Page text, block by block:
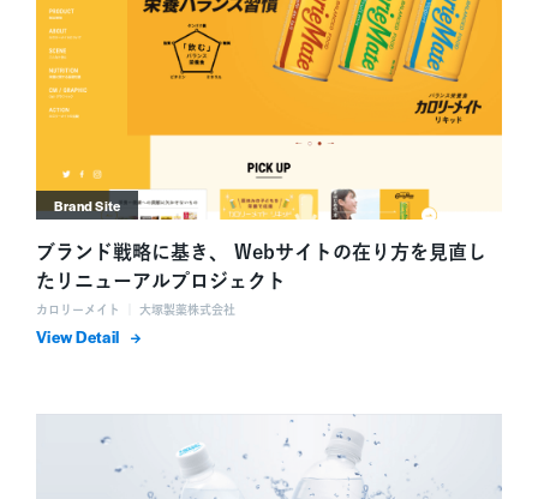
Brand Site
ブランド戦略に基き、 Webサイトの在り方を見直し
たリニューアルプロジェクト
カロリーメイト ｜ 大塚製薬株式会社
詳細を表示